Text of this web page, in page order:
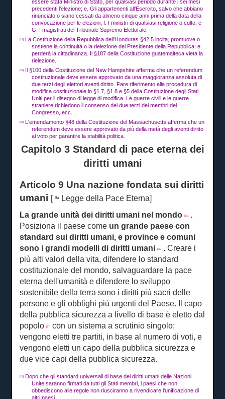
essere stata Ministro di Stato,per qualsiasi periodo durante i sei mesi
precedenti l'elezione;e.Gli appartenenti all'Esercito, salvo che abbiano
rinunciato o siano cessati da almeno cinque anni prima della data della
convocazione per le elezioni;f. I ministri di qualsiasi religione o culto;e
G. I magistrati del Tribunale Supremo Elettorale.
[22]
La Costituzione della Repubblica dell'Honduras §42.5 incita, promuove o
sostiene la continuità o la rielezione del Presidente della Repubblica;e
perderà la cittadinanza. Il §187 della Costituzione guatemalteca vieta la
rielezione.
[23]
Il §100 della Costituzione del New Hampshire afferma che un referendum
costituzionale deve essere approvato da una maggioranza assoluta di
due terzi degli elettori aventi diritto.Fare riferimento alla procedura di
modifica costituzionale in §1.7, §1.8 e §5 della Costituzione degli Stati
Uniti per il disegno di legge di modifica.Le guerre civili e le guerre
straniere richiedono il consenso dei due terzi dei membri del
Congresso, ecc.
[24]
L'emendamento §48 della Costituzione del Massachusetts afferma che un
referendum deve essere approvato da più della metà degli aventi diritto
al voto per garantire la stabilità politica.
Capitolo 3 Standard di pace eterna dei
diritti umani
Articolo 9 Una nazione fondata sui diritti
umani [9a
Legge della Pace Eterna]
La grande unità dei diritti umani nel mondo[25]
.
Posiziona il paese come ungrande paese con
standard sui diritti umani, e province e comuni
sono i grandi modelli di diritti umani[26] .Creare i
più alti valori della vita, difendere lo standard
costituzionale del mondo, salvaguardare la pace
eterna dell'umanità e difendere lo sviluppo
sostenibile della terra sono i diritti più sacri delle
persone e gli obblighi più urgenti del Paese.
Il capo
della pubblica sicurezza a livello di base è eletto dal
popolo[27]
con un sistema a scrutinio singolo;
vengono eletti tre partiti, in base al numero di voti, e
vengono eletti un capo della pubblica sicurezza e
due vice capi della pubblica sicurezza.
[25]
Dopo che gli standard universali di base dei diritti umani delle Nazioni
Unite saranno firmati da tutti gli Stati membri, i paesi che non
obbediscono alle regole non riusciranno a rivendicare l'unificazione di
altri paesi.